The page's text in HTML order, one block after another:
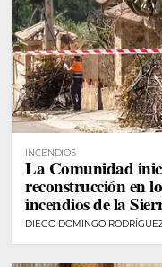
INCENDIOS
La Comunidad
reconstrucción en
incendios de la
DIEGO DOMINGO